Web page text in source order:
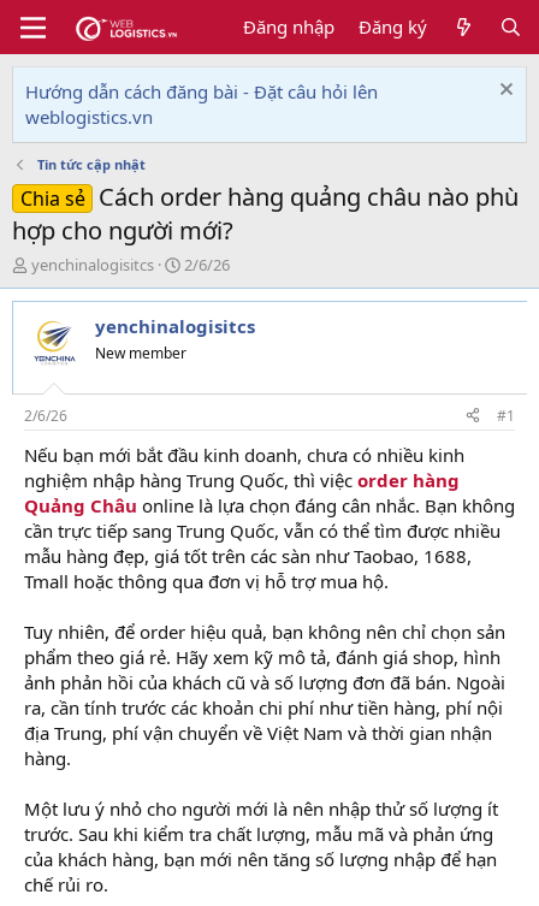
Đăng nhập Đăng ký
Hướng dẫn cách đăng bài - Đặt câu hỏi lên
weblogistics.vn
Tin tức cập nhật
Chia sẻ Cách order hàng quảng châu nào phù
hợp cho người mới?
T
h
r
e
s
t
a
r
t
e
r
yenchinalogisitcs
N
g
à
y
g
i
2/6/26
yenchinalogisitcs
New member
2/6/26 #1
Nếu bạn mới bắt đầu kinh doanh, chưa có nhiều kinh
nghiệm nhập hàng Trung Quốc, thì việc order hàng
Quảng Châu online là lựa chọn đáng cân nhắc. Bạn không
cần trực tiếp sang Trung Quốc, vẫn có thể tìm được nhiều
mẫu hàng đẹp, giá tốt trên các sàn như Taobao, 1688,
Tmall hoặc thông qua đơn vị hỗ trợ mua hộ.
Tuy nhiên, để order hiệu quả, bạn không nên chỉ chọn sản
phẩm theo giá rẻ. Hãy xem kỹ mô tả, đánh giá shop, hình
ảnh phản hồi của khách cũ và số lượng đơn đã bán. Ngoài
ra, cần tính trước các khoản chi phí như tiền hàng, phí nội
địa Trung, phí vận chuyển về Việt Nam và thời gian nhận
hàng.
Một lưu ý nhỏ cho người mới là nên nhập thử số lượng ít
trước. Sau khi kiểm tra chất lượng, mẫu mã và phản ứng
của khách hàng, bạn mới nên tăng số lượng nhập để hạn
chế rủi ro.